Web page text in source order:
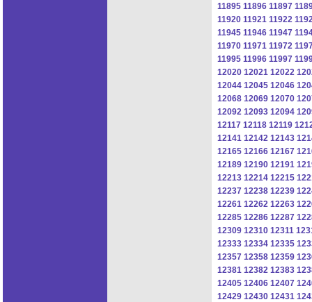
11895 11896 11897
11920 11921 11922
11945 11946 11947
11970 11971 11972
11995 11996 11997
12020 12021 12022
12044 12045 12046
12068 12069 12070
12092 12093 12094
12117 12118 12119
12141 12142 12143
12165 12166 12167
12189 12190 12191
12213 12214 12215
12237 12238 12239
12261 12262 12263
12285 12286 12287
12309 12310 12311
12333 12334 12335
12357 12358 12359
12381 12382 12383
12405 12406 12407
12429 12430 12431